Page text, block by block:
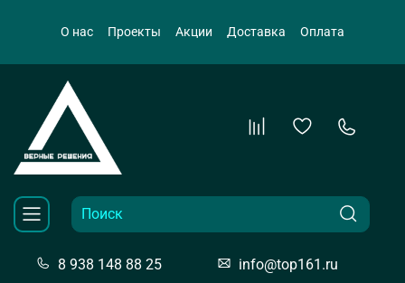
О нас Проекты Акции Доставка Оплата
8 938 148 88 25 info@top161.ru